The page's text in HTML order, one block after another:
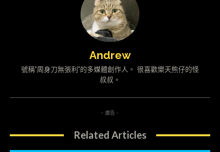
Andrew
號稱"周身刀無張利"的多媒體創作人。 很喜歡樂天熊仔的怪
叔叔。
- 廣告 -
Related Articles